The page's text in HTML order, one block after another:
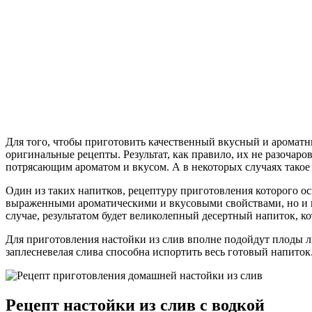
Для того, чтобы приготовить качественный вкусный и
оригинальные рецепты. Результат, как правило, их не
потрясающим ароматом и вкусом. А в некоторых случаях
Один из таких напитков, рецептуру приготовления которого
выраженными ароматическими и вкусовыми свойствами, но и
случае, результатом будет великолепный десертный
Для приготовления настойки из слив вполне подойдут плоды
заплесневелая слива способна испортить весь готовый
Рецепт настойки из слив с водкой